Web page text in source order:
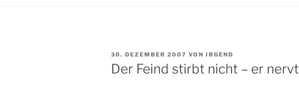
VERÖFFENTLICHT
AM
30. DEZEMBER 2007 VON IRGEND
Der Feind stirbt nicht – er nervt